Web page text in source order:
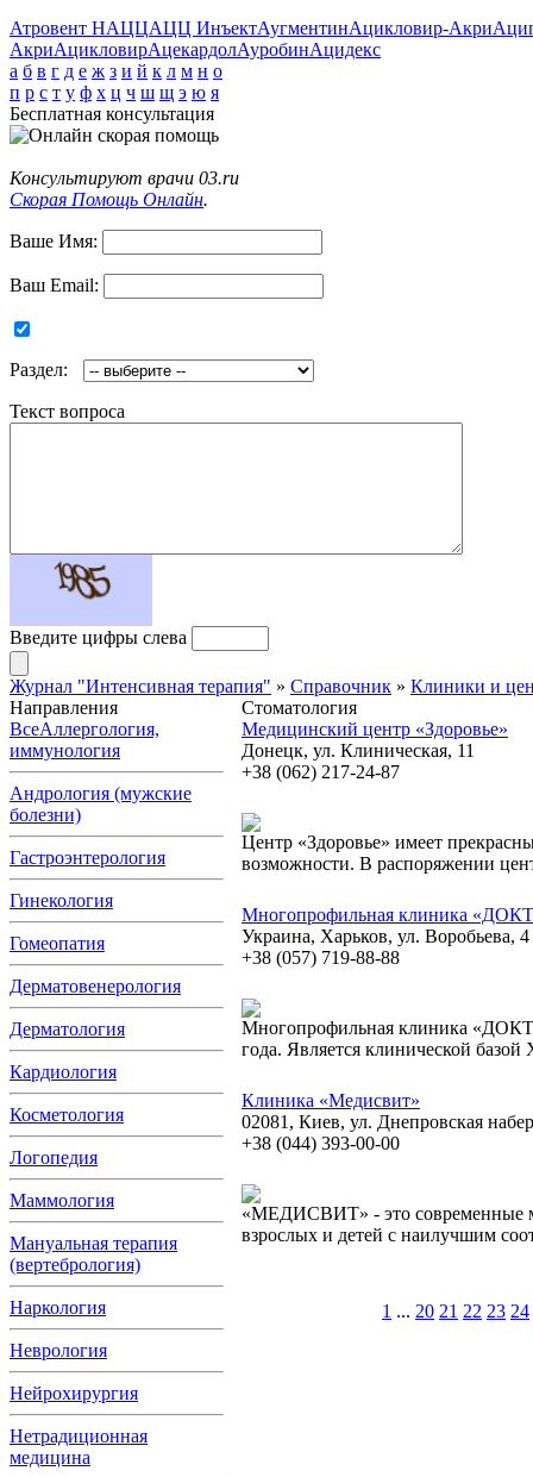
Атровент НАЦЦАЦЦ ИнъектАугментинАцикловир-Акри
АкриАцикловирАцекардолАуробинАцидекс
а б в г д е ж з и й к л м н о
п р с т у ф х ц ч ш щ э ю я
Бесплатная консультация
Консультируют врачи 03.ru
Скорая Помощь Онлайн.
Ваше Имя:
Ваш Email:
Раздел:
Текст вопроса
Введите цифры слева
Журнал "Интенсивная терапия" » Справочник » Клиники и
Направления
ВсеАллергология,
иммунология
Андрология (мужские
болезни)
Гастроэнтерология
Гинекология
Гомеопатия
Дерматовенерология
Дерматология
Кардиология
Косметология
Логопедия
Маммология
Мануальная терапия
(вертебрология)
Наркология
Неврология
Нейрохирургия
Нетрадиционная
медицина
Стоматология
Медицинский центр «Здоровье»
Донецк, ул. Клиническая, 11
+38 (062) 217-24-87
Центр «Здоровье» имеет
возможности. В распоряжении
Многопрофильная клиника
Украина, Харьков, ул. Воробьева, 4
+38 (057) 719-88-88
Многопрофильная клиника
года. Является клинической базой
Клиника «Медисвит»
02081, Киев, ул. Днепровская
+38 (044) 393-00-00
«МЕДИСВИТ» - это современные
взрослых и детей с наилучшим
1 ... 20 21 22 23 24